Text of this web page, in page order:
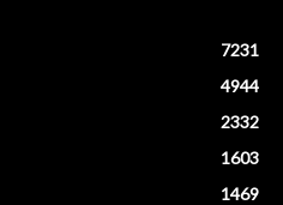
7231
4944
2332
1603
1469